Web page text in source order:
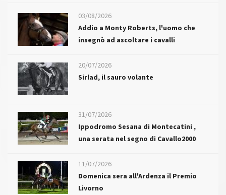
03/08/2026
Addio a Monty Roberts, l'uomo che
insegnò ad ascoltare i cavalli
20/07/2026
Sirlad, il sauro volante
31/07/2026
Ippodromo Sesana di Montecatini ,
una serata nel segno di Cavallo2000
11/07/2026
Domenica sera all'Ardenza il Premio
Livorno